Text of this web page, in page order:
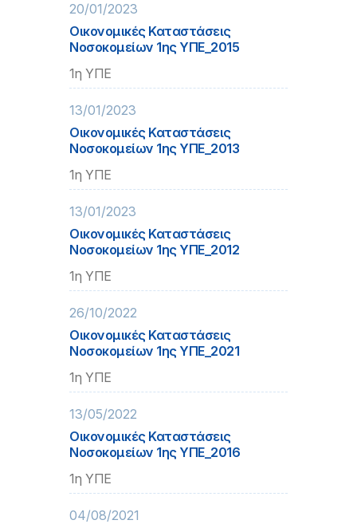
20/01/2023
Οικονομικές Καταστάσεις
Νοσοκομείων 1ης ΥΠΕ_2015
1η ΥΠΕ
13/01/2023
Οικονομικές Καταστάσεις
Νοσοκομείων 1ης ΥΠΕ_2013
1η ΥΠΕ
13/01/2023
Οικονομικές Καταστάσεις
Νοσοκομείων 1ης ΥΠΕ_2012
1η ΥΠΕ
26/10/2022
Οικονομικές Καταστάσεις
Νοσοκομείων 1ης ΥΠΕ_2021
1η ΥΠΕ
13/05/2022
Οικονομικές Καταστάσεις
Νοσοκομείων 1ης ΥΠΕ_2016
1η ΥΠΕ
04/08/2021